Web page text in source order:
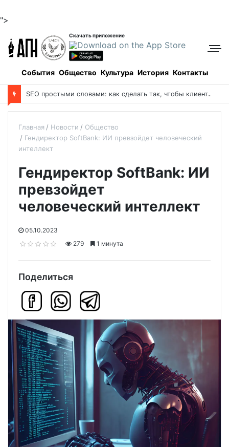
">
Скачать приложение
События Общество Культура История Контакты
S
EO простыми словами: как сделать так, чтобы клиенты находили вас в Google сами
Главная Новости
Общество
Гендиректор SoftBank: ИИ превзойдет человеческий
интеллект
Гендиректор SoftBank: ИИ
превзойдет
человеческий интеллект
05.10.2023
279
1 минута
Поделиться